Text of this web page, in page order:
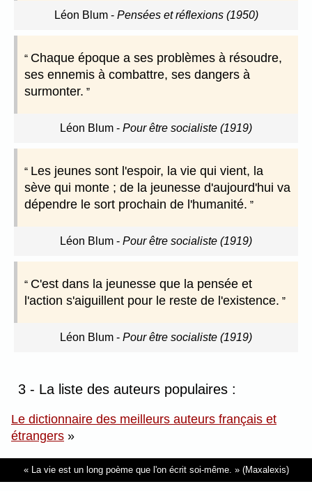
Léon Blum- Pensées et réflexions (1950)
Chaque époque a ses problèmes à résoudre,
ses ennemis à combattre, ses dangers à
surmonter.
Léon Blum - Pour être socialiste (1919)
Les jeunes sont l'espoir, la vie qui vient, la
sève qui monte ; de la jeunesse d'aujourd'hui va
dépendre le sort prochain de l'humanité.
Léon Blum - Pour être socialiste (1919)
C'est dans la jeunesse que la pensée et
l'action s'aiguillent pour le reste de l'existence.
Léon Blum - Pour être socialiste (1919)
3 - La liste des auteurs populaires :
Le dictionnaire des meilleurs auteurs français et
étrangers »
La vie est un long poème que l'on écrit soi-même. (Maxalexis)